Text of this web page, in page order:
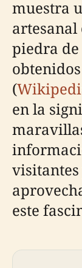
muestra
artesanal
piedra
(
en la
este